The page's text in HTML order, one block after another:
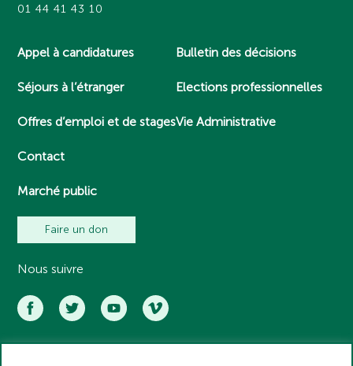
01 44 41 43 10
Appel à candidatures
Séjours à l’étranger
Offres d’emploi et de stages
Contact
Marché public
Bulletin des décisions
Elections professionnelles
Vie Administrative
Faire un don
Nous suivre